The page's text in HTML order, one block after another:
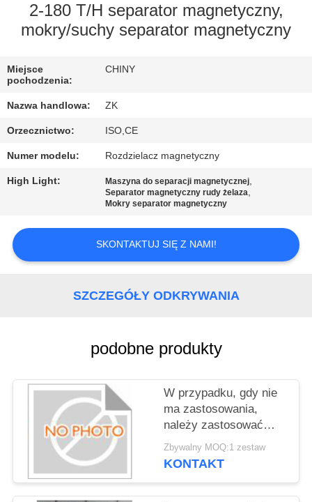
NAS
WYCIECZKA
PO
FABRYCE
KONTROLA
JAKOŚCI
SKONTAKTUJ
SIĘ
AKTUALNOŚCI
POPROSIĆ
WYCENĘ
SITEMAP
2-180 T/H separator magnetyczny,
mokry/suchy separator magnetyczny
Miejsce
pochodzenia:
CHINY
Nazwa handlowa: ZK
Orzecznictwo: ISO,CE
Numer modelu: Rozdzielacz magnetyczny
High Light: Maszyna do separacji magnetycznej,
Separator magnetyczny rudy żelaza,
Mokry separator magnetyczny
SKONTAKTUJ SIĘ Z NAMI!
SZCZEGÓŁY ODKRYWANIA
podobne produkty
W przypadku, gdy nie
ma zastosowania,
należy zastosować
następujące czynniki:
Zbywalny MOQ:1 zestaw
KONTAKT